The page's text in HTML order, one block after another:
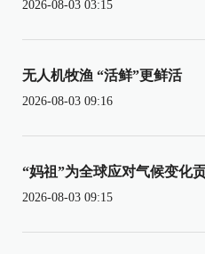
2026-08-03 03:15
无人机牧渔 “活鲜”更鲜活
2026-08-03 09:16
“妈祖”为全球应对气候变化
2026-08-03 09:15